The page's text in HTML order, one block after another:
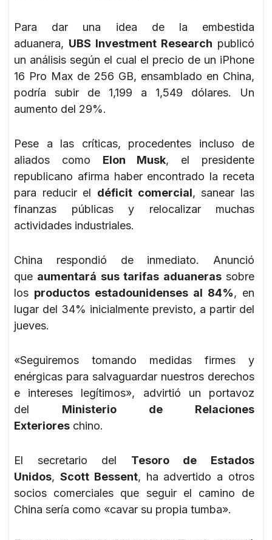
Para dar una idea de la embestida
aduanera, UBS Investment Research publicó
un análisis según el cual el precio de un iPhone
16 Pro Max de 256 GB, ensamblado en China,
podría subir de 1,199 a 1,549 dólares. Un
aumento del 29%.
Pese a las críticas, procedentes incluso de
aliados como Elon Musk, el presidente
republicano afirma haber encontrado la receta
para reducir el déficit comercial, sanear las
finanzas públicas y relocalizar muchas
actividades industriales.
China respondió de inmediato. Anunció
que aumentará sus tarifas aduanerassobre
los productos estadounidenses al 84%, en
lugar del 34% inicialmente previsto, a partir del
jueves.
«Seguiremos tomando medidas firmes y
enérgicas para salvaguardar nuestros derechos
e intereses legítimos», advirtió un portavoz
del Ministerio de Relaciones
Exteriores chino.
El secretario del Tesoro de Estados
Unidos, Scott Bessent, ha advertido a otros
socios comerciales que seguir el camino de
China sería como «cavar su propia tumba».